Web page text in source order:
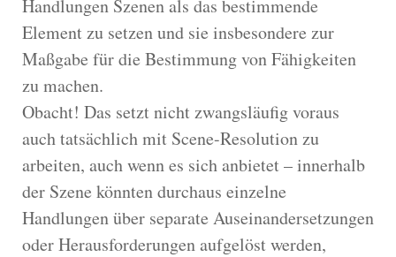
Handlungen Szenen als das bestimmende
Element zu setzen und sie insbesondere zur
Maßgabe für die Bestimmung von Fähigkeiten
zu machen.
Obacht! Das setzt nicht zwangsläufig voraus
auch tatsächlich mit Scene-Resolution zu
arbeiten, auch wenn es sich anbietet – innerhalb
der Szene könnten durchaus einzelne
Handlungen über separate Auseinandersetzungen
oder Herausforderungen aufgelöst werden,